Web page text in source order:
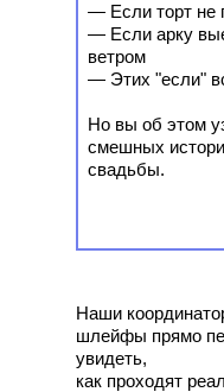
— Если торт не
— Если арку
ветром
— Этих "если"
Но вы об этом
смешных
свадьбы.
Наши
шлейфы прямо
увидеть,
как проходят